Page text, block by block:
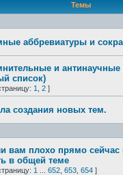
Темы
аббревиатуры и
и антинаучные
список)
1 2]
создания новых тем.
вам плохо прямо сейчас
в общей теме
1 652, 653, 654]